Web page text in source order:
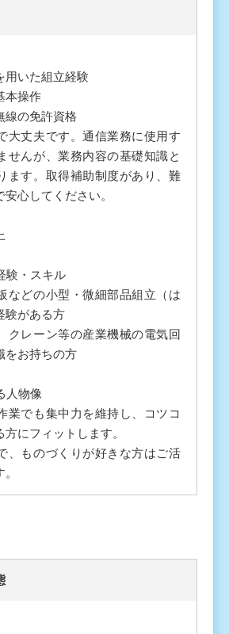
用いた組立経験
本操作
線の免許資格
大丈夫です。通信業務に使用す
せんが、業務内容の基礎知識と
ます。取得補助制度があり、難
心してください。
験・スキル
などの小型・微細部品組立（は
験がある方
クレーン等の産業機械の電気回
をお持ちの方
人物像
業でも集中力を維持し、コツコ
にフィットします。
、ものづくりが好きな方はご活